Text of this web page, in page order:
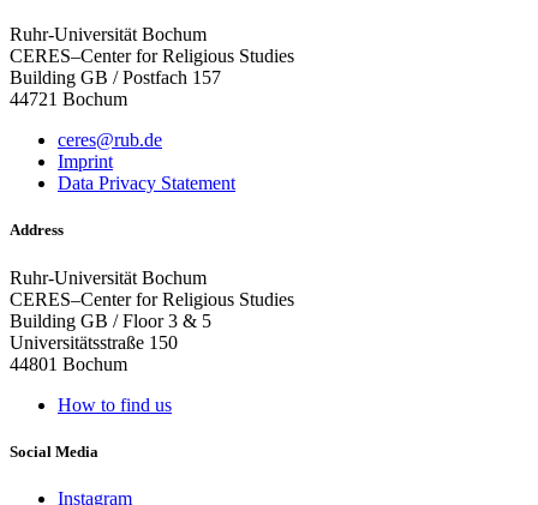
Ruhr-Universität Bochum
CERES–Center for Religious Studies
Building GB / Postfach 157
44721 Bochum
ceres@rub.de
Imprint
Data Privacy Statement
Address
Ruhr-Universität Bochum
CERES–Center for Religious Studies
Building GB / Floor 3 & 5
Universitätsstraße 150
44801 Bochum
How to find us
Social Media
Instagram